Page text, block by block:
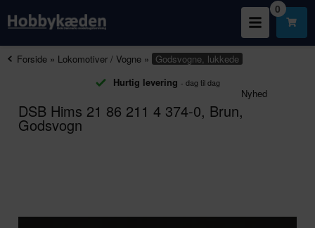
0
Forside » Lokomotiver / Vogne » Godsvogne, lukkede
Hurtig levering - dag til dag
Nyhed
DSB Hims 21 86 211 4 374-0, Brun,
Godsvogn